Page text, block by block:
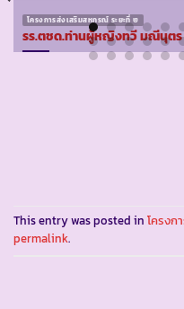
โครงการส่งเสริมสหกรณ์ ระยะที่ ๒
รร.ตชด.ท่านผู้หญิงทวี มณีนุตร
This entry was posted in โครงก
permalink.